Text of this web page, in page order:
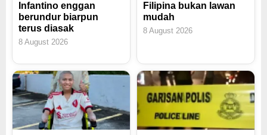
Infantino enggan
berundur biarpun
terus diasak
8 August 2026
Filipina bukan lawan
mudah
8 August 2026